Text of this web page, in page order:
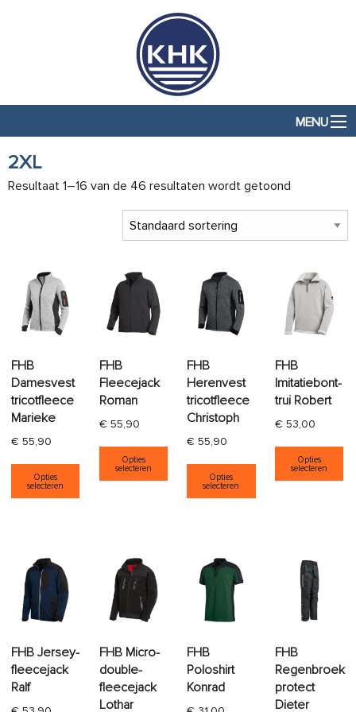
MENU
2XL
Resultaat 1–16 van de 46 resultaten wordt getoond
FHB
Damesvest
tricotfleece
Marieke
€ 55,90
Opties
selecteren
Dit product heeft meerdere variaties. Deze optie
FHB
Fleecejack
Roman
€ 55,90
Opties
selecteren
Dit product heeft meerdere
FHB
Herenvest
tricotfleece
Christoph
€ 55,90
Opties
selecteren
Dit product heeft
FHB
Imitatiebont-
trui Robert
€ 53,00
Opties
selecteren
FHB Jersey-
fleecejack
Ralf
FHB Micro-
double-
fleecejack
Lothar
FHB
Poloshirt
Konrad
FHB
Regenbroek
protect
Dieter